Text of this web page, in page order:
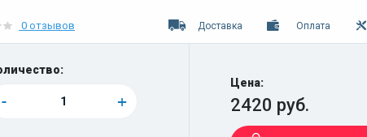
0 отзывов Доставка Оплата
- +
Цена:
2420 руб.